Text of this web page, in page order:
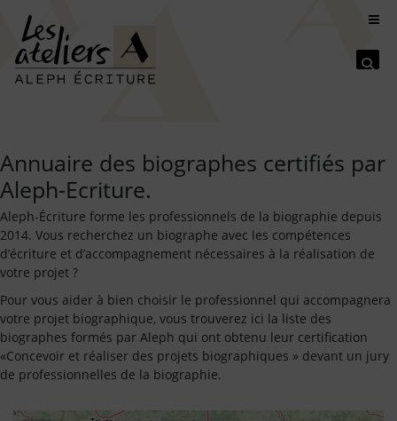
Annuaire des biographes certifiés par
Aleph-Ecriture.
Aleph-Écriture forme les professionnels de la biographie depuis
2014. Vous recherchez un biographe avec les compétences
d’écriture et d’accompagnement nécessaires à la réalisation de
votre projet ?
Pour vous aider à bien choisir le professionnel qui accompagnera
votre projet biographique, vous trouverez ici la liste des
biographes formés par Aleph qui ont obtenu leur certification
«Concevoir et réaliser des projets biographiques » devant un jury
de professionnelles de la biographie.